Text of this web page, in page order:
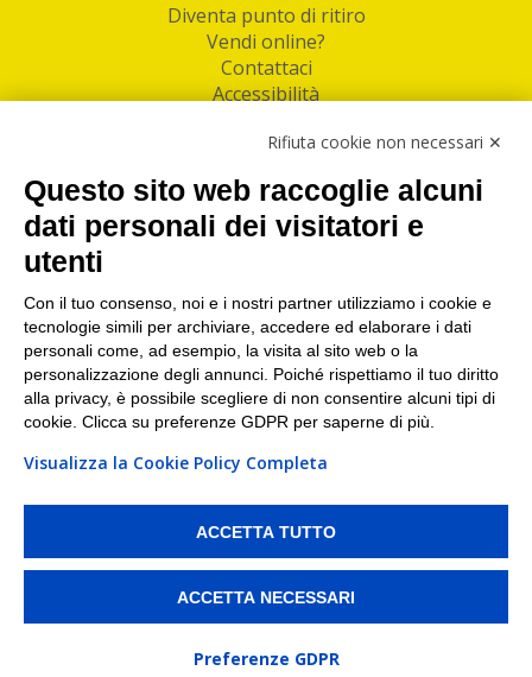
Diventa punto di ritiro
Vendi online?
Contattaci
Accessibilità
Facebook
Linkedin
I nostri punti di ritiro e spedizione pacchi nelle
maggiori città italiane
Torino|Milano|Roma|Bologna|Firenze| Genova
Napoli|Varese
PI/CF/N°Iscr.: 10821360012 | REA: RM 1494760 | Cap.Soc.: 50.000€ |
Whistleblowing|Privacy |Preferenze Cookies
ritirare i tuoi acquisti online e spedire i tuoi pacchi.
Rifiuta cookie non necessari ✕
Questo sito web raccoglie alcuni
dati personali dei visitatori e
utenti
Con il tuo consenso, noi e i nostri partner utilizziamo i cookie e
tecnologie simili per archiviare, accedere ed elaborare i dati
personali come, ad esempio, la visita al sito web o la
personalizzazione degli annunci. Poiché rispettiamo il tuo diritto
alla privacy, è possibile scegliere di non consentire alcuni tipi di
cookie. Clicca su preferenze GDPR per saperne di più.
Visualizza la Cookie Policy Completa
ACCETTA TUTTO
ACCETTA NECESSARI
Preferenze GDPR